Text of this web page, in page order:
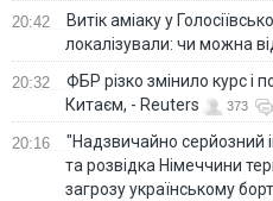
20:42
Витік аміаку у
локалізували: чи можна
20:32
ФБР різко змінило курс і
Китаєм, - Reuters
373
20:16
"Надзвичайно серйозний
та розвідка Німеччини
загрозу українському